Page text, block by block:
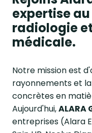
expertise
radiologie
médicale.
Notre mission est
rayonnements et
concrètes en
Aujourd'hui,ALARA
entreprises (Alara